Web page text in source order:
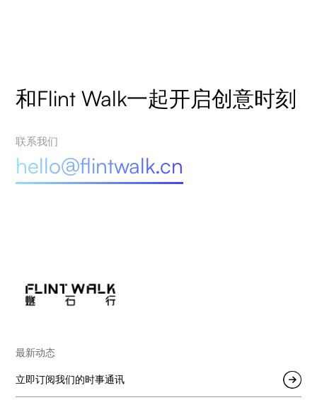
和Flint Walk一起开启创意时刻
联系我们
hello@flintwalk.cn
最新动态
立即订阅我们的时事通讯